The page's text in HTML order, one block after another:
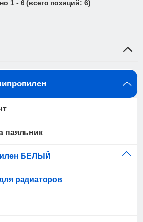
1 - 6 (всего позиций: 6)
паяльник
БЕЛЫЙ
радиаторов